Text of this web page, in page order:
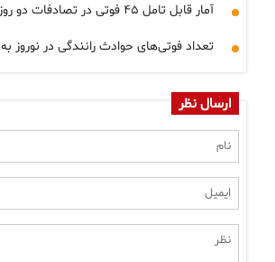
آمار قابل تامل ۴۵ فوتی در تصادفات دو روز گذشته جاده‌ها
تعداد فوتی‌های حوادث رانندگی در نوروز به ۶۱۷ نفر رسید
ارسال نظر